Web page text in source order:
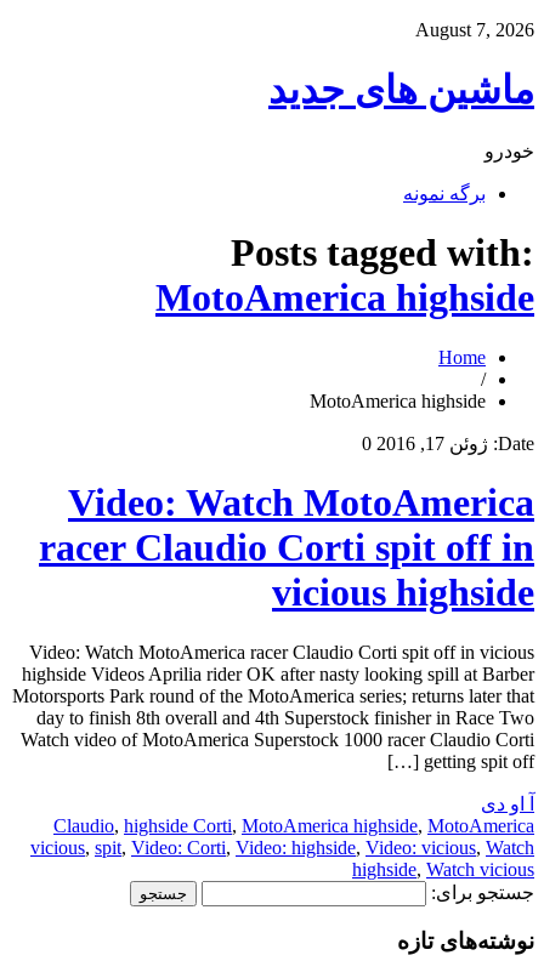
August 7, 2026
ماشین های جدید
خودرو
برگه نمونه
Posts tagged with:
MotoAmerica highside
Home
/
MotoAmerica highside
Date: ژوئن 17, 2016 0
Video: Watch MotoAmerica
racer Claudio Corti spit off in
vicious highside
Video: Watch MotoAmerica racer Claudio Corti spit off in vicious
highside Videos Aprilia rider OK after nasty looking spill at Barber
Motorsports Park round of the MotoAmerica series; returns later that
day to finish 8th overall and 4th Superstock finisher in Race Two
Watch video of MotoAmerica Superstock 1000 racer Claudio Corti
getting spit off […]
آ او دی
Claudio, highside Corti, MotoAmerica highside, MotoAmerica
vicious, spit, Video: Corti, Video: highside, Video: vicious, Watch
highside, Watch vicious
جستجو برای:
نوشته‌های تازه